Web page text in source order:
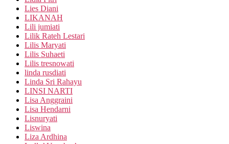
Lies Diani
LIKANAH
Lili jumiati
Lilik Rateh Lestari
Lilis Maryati
Lilis Suhaeti
Lilis tresnowati
linda rusdiati
Linda Sri Rahayu
LINSI NARTI
Lisa Anggraini
Lisa Hendarni
Lisnuryati
Liswina
Liza Ardhina